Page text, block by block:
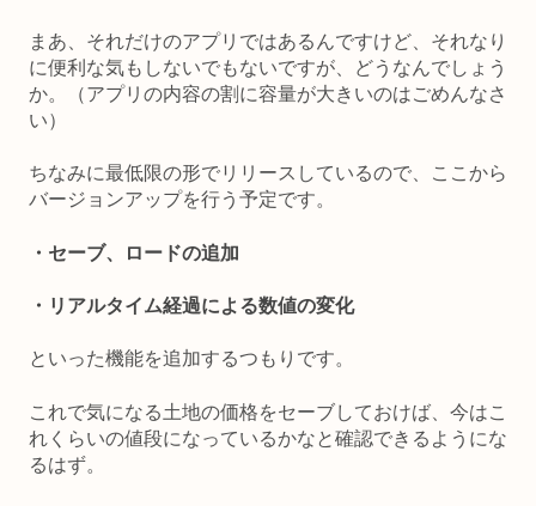
まあ、それだけのアプリではあるんですけど、それなり
に便利な気もしないでもないですが、どうなんでしょう
か。（アプリの内容の割に容量が大きいのはごめんなさ
い）
ちなみに最低限の形でリリースしているので、ここから
バージョンアップを行う予定です。
・セーブ、ロードの追加
・リアルタイム経過による数値の変化
といった機能を追加するつもりです。
これで気になる土地の価格をセーブしておけば、今はこ
れくらいの値段になっているかなと確認できるようにな
るはず。